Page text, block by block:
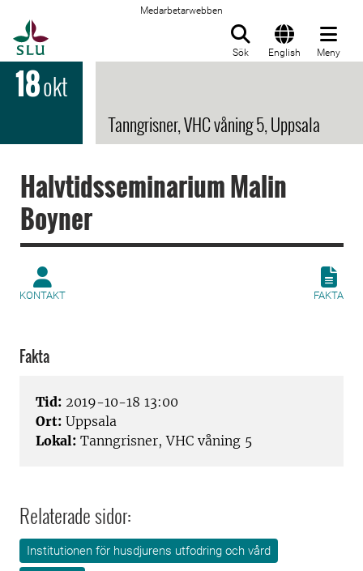
Medarbetarwebben
Sök English Meny
18okt
Tanngrisner, VHC våning 5, Uppsala
Halvtidsseminarium Malin
Boyner
KONTAKT FAKTA
Fakta
Tid: 2019-10-18 13:00
Ort: Uppsala
Lokal: Tanngrisner, VHC våning 5
Relaterade sidor:
Institutionen för husdjurens utfodring och vård